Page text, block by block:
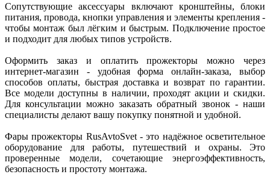
Сопутствующие аксессуары включают кронштейны, блоки
питания, провода, кнопки управления и элементы крепления -
чтобы монтаж был лёгким и быстрым. Подключение простое
и подходит для любых типов устройств.
Оформить заказ и оплатить прожекторы можно через
интернет-магазин - удобная форма онлайн-заказа, выбор
способов оплаты, быстрая доставка и возврат по гарантии.
Все модели доступны в наличии, проходят акции и скидки.
Для консультации можно заказать обратный звонок - наши
специалисты делают вашу покупку понятной и удобной.
Фары прожекторы RusAvtoSvet - это надёжное осветительное
оборудование для работы, путешествий и охраны. Это
проверенные модели, сочетающие энергоэффективность,
безопасность и простоту монтажа.